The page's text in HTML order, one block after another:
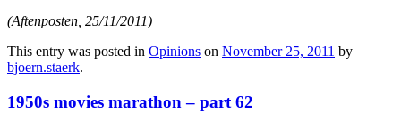
(Aftenposten, 25/11/2011)
This entry was posted in Opinions on November 25, 2011 by
bjoern.staerk.
1950s movies marathon – part 62